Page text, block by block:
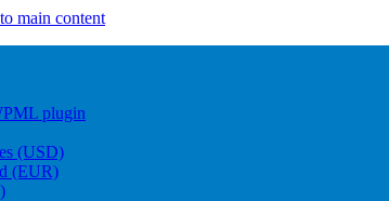
main content
plugin
(USD)
(EUR)